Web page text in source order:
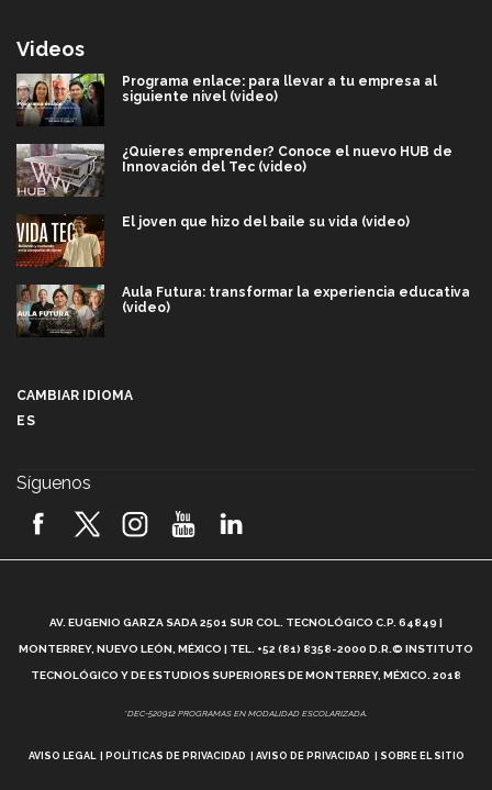
Videos
Programa enlace: para llevar a tu empresa al
siguiente nivel (video)
¿Quieres emprender? Conoce el nuevo HUB de
Innovación del Tec (video)
El joven que hizo del baile su vida (video)
Aula Futura: transformar la experiencia educativa
(video)
2026! (video)
¿Cómo es el Modelo Educativo Tec? (video)
Vida Tec: Feminismo e Inteligencia Artificial, Paola
CAMBIAR IDIOMA
ES
Síguenos
AV. EUGENIO GARZA SADA 2501 SUR COL. TECNOLÓGICO C.P. 64849 |
MONTERREY, NUEVO LEÓN, MÉXICO | TEL. +52 (81) 8358-2000 D.R.© INSTITUTO
TECNOLÓGICO Y DE ESTUDIOS SUPERIORES DE MONTERREY, MÉXICO. 2018
*DEC-520912 PROGRAMAS EN MODALIDAD ESCOLARIZADA.
AVISO LEGAL POLÍTICAS DE PRIVACIDAD AVISO DE PRIVACIDAD SOBRE EL SITIO